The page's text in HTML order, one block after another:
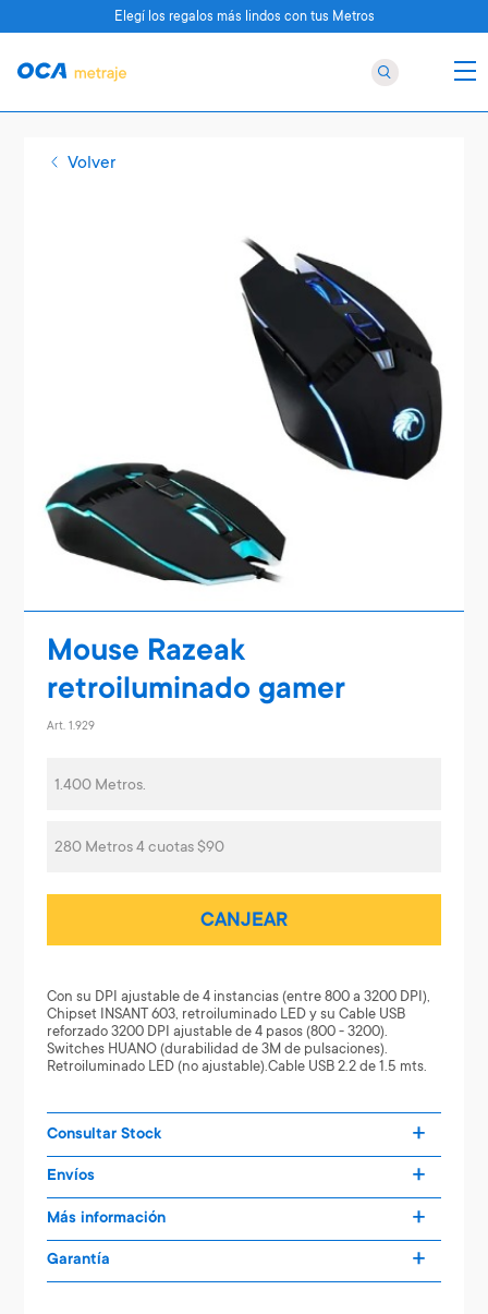
Volver
Mouse Razeak
retroiluminado gamer
Art. 1.929
1.400 Metros.
280 Metros 4 cuotas $90
CANJEAR
Con su DPI ajustable de 4 instancias (entre 800 a 3200 DPI),
Chipset INSANT 603, retroiluminado LED y su Cable USB
reforzado 3200 DPI ajustable de 4 pasos (800 - 3200).
Switches HUANO (durabilidad de 3M de pulsaciones).
Retroiluminado LED (no ajustable).Cable USB 2.2 de 1.5 mts.
Consultar Stock
Envíos
Más información
Garantía
Elegí los regalos más lindos con tus Metros